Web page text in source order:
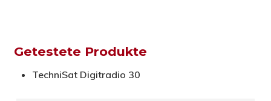
Getestete Produkte
TechniSat Digitradio 30